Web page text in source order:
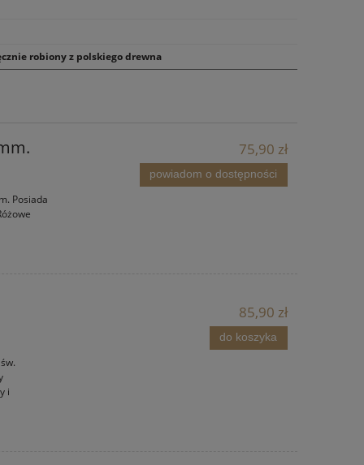
robiony z polskiego drewna
Posiada
75,90 zł
powiadom o dostępności
i
85,90 zł
do koszyka